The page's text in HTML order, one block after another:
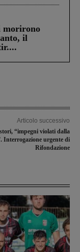
morirono
il
Articolo successivo
“impegni violati dalla
Interrogazione urgente di
Rifondazione